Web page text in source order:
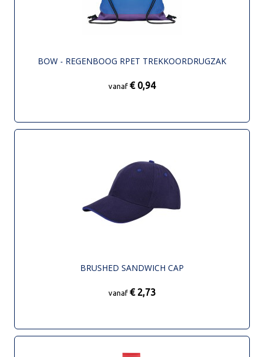
BOW - REGENBOOG RPET TREKKOORDRUGZAK
vanaf € 0,94
BRUSHED SANDWICH CAP
vanaf € 2,73